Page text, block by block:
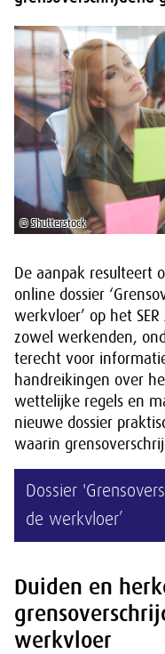
© Shutterstock
De aanpak resulteert
online dossier
werkvloer’ op het
zowel werkenden,
terecht voor
handreikingen over
wettelijke regels en
nieuwe dossier
waarin
Dossier
de werkvloer’
Duiden en
werkvloer